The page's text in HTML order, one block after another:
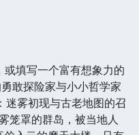
填写一个富有想象力的
敢探险家与小小哲学家
迷雾初现与古老地图的召
笼罩的群岛，被当地人